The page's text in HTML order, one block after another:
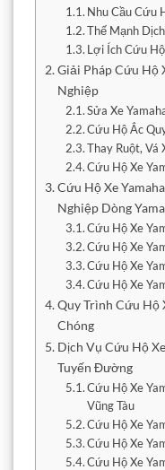
Nhu Cầu Cứu
Thế Mạnh
Lợi Ích Cứu
Giải Pháp Cứu Hộ
Nghiệp
Sửa Xe
Cứu Hộ Ắc
Thay Ruột, Vá
Cứu Hộ Xe
Cứu Hộ Xe
Nghiệp Dòng
Cứu Hộ Xe
Cứu Hộ Xe
Cứu Hộ Xe
Cứu Hộ Xe
Quy Trình Cứu Hộ
Chóng
Dịch Vụ Cứu Hộ
Tuyến Đường
Cứu Hộ Xe
Vũng Tàu
Cứu Hộ Xe
Cứu Hộ Xe
Cứu Hộ Xe